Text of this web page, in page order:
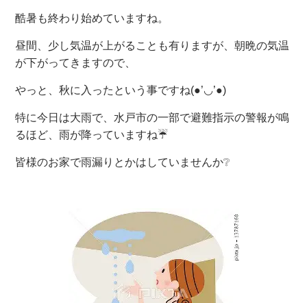
酷暑も終わり始めていますね。
昼間、少し気温が上がることも有りますが、朝晩の気温
が下がってきますので、
やっと、秋に入ったという事ですね(●’◡’●)
特に今日は大雨で、水戸市の一部で避難指示の警報が鳴
るほど、雨が降っていますね☔
皆様のお家で雨漏りとかはしていませんか❔